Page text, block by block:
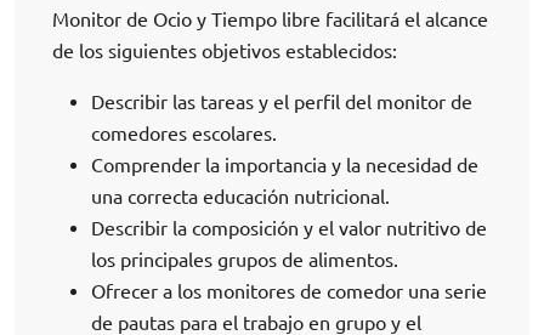
Monitor de Ocio y Tiempo libre facilitará el alcance
de los siguientes objetivos establecidos:
Describir las tareas y el perfil del monitor de
comedores escolares.
Comprender la importancia y la necesidad de
una correcta educación nutricional.
Describir la composición y el valor nutritivo de
los principales grupos de alimentos.
Ofrecer a los monitores de comedor una serie
de pautas para el trabajo en grupo y el